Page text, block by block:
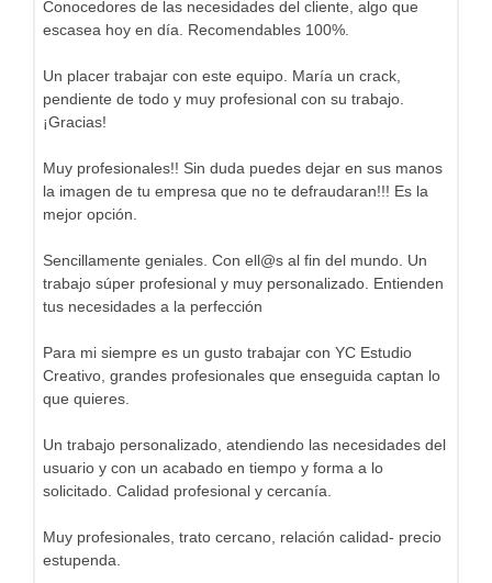
Conocedores de las necesidades del cliente, algo que
escasea hoy en día. Recomendables 100%.
Un placer trabajar con este equipo. María un crack,
pendiente de todo y muy profesional con su trabajo.
¡Gracias!
Muy profesionales!! Sin duda puedes dejar en sus manos
la imagen de tu empresa que no te defraudaran!!! Es la
mejor opción.
Sencillamente geniales. Con ell@s al fin del mundo. Un
trabajo súper profesional y muy personalizado. Entienden
tus necesidades a la perfección
Para mi siempre es un gusto trabajar con YC Estudio
Creativo, grandes profesionales que enseguida captan lo
que quieres.
Un trabajo personalizado, atendiendo las necesidades del
usuario y con un acabado en tiempo y forma a lo
solicitado. Calidad profesional y cercanía.
Muy profesionales, trato cercano, relación calidad- precio
estupenda.